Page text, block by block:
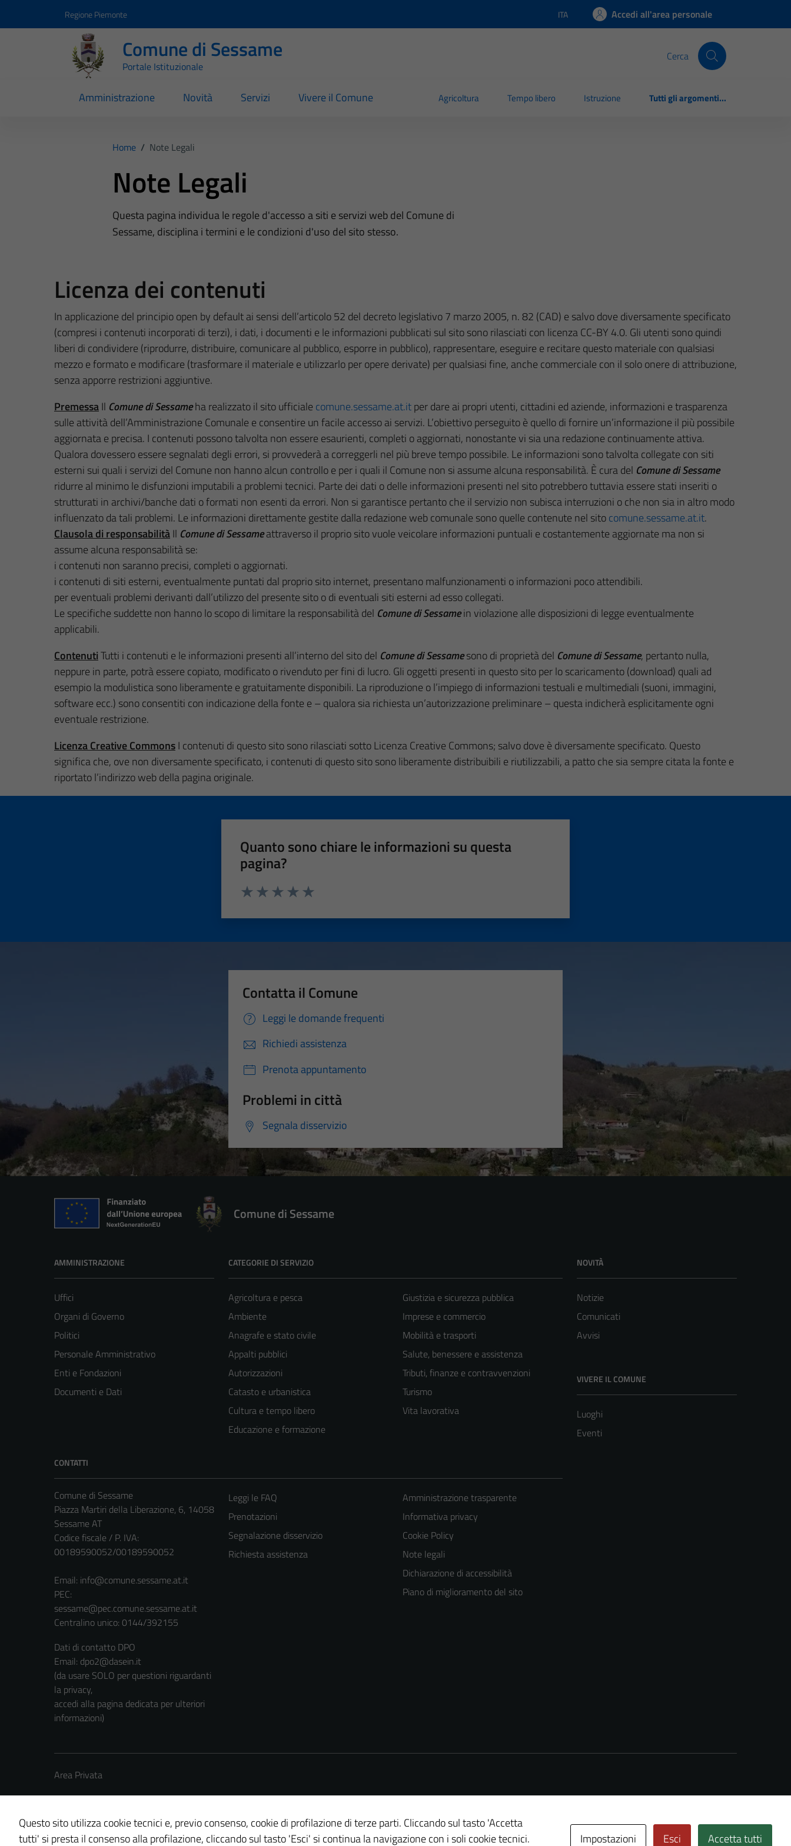
Regione Piemonte Lingua attiva:
ITA Accedi all'area personale
Comune di Sessame
Portale Istituzionale
Cerca
Amministrazione Novità Servizi Vivere il Comune Agricoltura Tempo libero Istruzione Tutti gli argomenti...
Home / Note Legali
Note Legali
Questa pagina individua le regole d'accesso a siti e servizi web del Comune di
Sessame, disciplina i termini e le condizioni d'uso del sito stesso.
Licenza dei contenuti
In applicazione del principio open by default ai sensi dell’articolo 52 del decreto legislativo 7 marzo 2005, n. 82 (CAD) e salvo dove diversamente specificato
(compresi i contenuti incorporati di terzi), i dati, i documenti e le informazioni pubblicati sul sito sono rilasciati con licenza CC-BY 4.0. Gli utenti sono quindi
liberi di condividere (riprodurre, distribuire, comunicare al pubblico, esporre in pubblico), rappresentare, eseguire e recitare questo materiale con qualsiasi
mezzo e formato e modificare (trasformare il materiale e utilizzarlo per opere derivate) per qualsiasi fine, anche commerciale con il solo onere di attribuzione,
senza apporre restrizioni aggiuntive.
PremessaIl Comune di Sessameha realizzato il sito ufficiale comune.sessame.at.itper dare ai propri utenti, cittadini ed aziende, informazioni e trasparenza
sulle attività dell’Amministrazione Comunale e consentire un facile accesso ai servizi. L’obiettivo perseguito è quello di fornire un’informazione il più possibile
aggiornata e precisa. I contenuti possono talvolta non essere esaurienti, completi o aggiornati, nonostante vi sia una redazione continuamente attiva.
Qualora dovessero essere segnalati degli errori, si provvederà a correggerli nel più breve tempo possibile. Le informazioni sono talvolta collegate con siti
esterni sui quali i servizi del Comune non hanno alcun controllo e per i quali il Comune non si assume alcuna responsabilità. È cura del Comune di Sessame
ridurre al minimo le disfunzioni imputabili a problemi tecnici. Parte dei dati o delle informazioni presenti nel sito potrebbero tuttavia essere stati inseriti o
strutturati in archivi/banche dati o formati non esenti da errori. Non si garantisce pertanto che il servizio non subisca interruzioni o che non sia in altro modo
influenzato da tali problemi. Le informazioni direttamente gestite dalla redazione web comunale sono quelle contenute nel sitocomune.sessame.at.it.
Clausola di responsabilitàIl Comune di Sessameattraverso il proprio sito vuole veicolare informazioni puntuali e costantemente aggiornate ma non si
assume alcuna responsabilità se:
i contenuti non saranno precisi, completi o aggiornati.
i contenuti di siti esterni, eventualmente puntati dal proprio sito internet, presentano malfunzionamenti o informazioni poco attendibili.
per eventuali problemi derivanti dall’utilizzo del presente sito o di eventuali siti esterni ad esso collegati.
Le specifiche suddette non hanno lo scopo di limitare la responsabilità del Comune di Sessamein violazione alle disposizioni di legge eventualmente
applicabili.
ContenutiTutti i contenuti e le informazioni presenti all’interno del sito del Comune di Sessamesono di proprietà del Comune di Sessame, pertanto nulla,
neppure in parte, potrà essere copiato, modificato o rivenduto per fini di lucro. Gli oggetti presenti in questo sito per lo scaricamento (download) quali ad
esempio la modulistica sono liberamente e gratuitamente disponibili. La riproduzione o l’impiego di informazioni testuali e multimediali (suoni, immagini,
software ecc.) sono consentiti con indicazione della fonte e – qualora sia richiesta un’autorizzazione preliminare – questa indicherà esplicitamente ogni
eventuale restrizione.
Licenza Creative CommonsI contenuti di questo sito sono rilasciati sotto Licenza Creative Commons; salvo dove è diversamente specificato. Questo
significa che, ove non diversamente specificato, i contenuti di questo sito sono liberamente distribuibili e riutilizzabili, a patto che sia sempre citata la fonte e
riportato l’indirizzo web della pagina originale.
Quanto sono chiare le informazioni su questa
pagina?
Contatta il Comune
Leggi le domande frequenti
Richiedi assistenza
Prenota appuntamento
Problemi in città
Segnala disservizio
Comune di Sessame
AMMINISTRAZIONE
Uffici
Organi di Governo
Politici
Personale Amministrativo
Enti e Fondazioni
Documenti e Dati
CATEGORIE DI SERVIZIO
Agricoltura e pesca
Ambiente
Anagrafe e stato civile
Appalti pubblici
Autorizzazioni
Catasto e urbanistica
Cultura e tempo libero
Educazione e formazione
Giustizia e sicurezza pubblica
Imprese e commercio
Mobilità e trasporti
Salute, benessere e assistenza
Tributi, finanze e contravvenzioni
Turismo
Vita lavorativa
NOVITÀ
Notizie
Comunicati
Avvisi
VIVERE IL COMUNE
Luoghi
Eventi
CONTATTI
Comune di Sessame
Piazza Martiri della Liberazione, 6, 14058
Sessame AT
Codice fiscale / P. IVA:
00189590052/00189590052
Email: info@comune.sessame.at.it
PEC:
sessame@pec.comune.sessame.at.it
Centralino unico: 0144/392155
Dati di contatto DPO
Email: dpo2@dasein.it
(da usare SOLO per questioni riguardanti
la privacy,
accedi alla pagina dedicata per ulteriori
informazioni)
Leggi le FAQ
Prenotazioni
Segnalazione disservizio
Richiesta assistenza
Amministrazione trasparente
Informativa privacy
Cookie Policy
Note legali
Dichiarazione di accessibilità
Piano di miglioramento del sito
Area Privata
Questo sito utilizza cookie tecnici e, previo consenso, cookie di profilazione di terze parti. Cliccando sul tasto 'Accetta
tutti' si presta il consenso alla profilazione, cliccando sul tasto 'Esci' si continua la navigazione con i soli cookie tecnici.
Impostazioni Esci Accetta tutti
Tecnici